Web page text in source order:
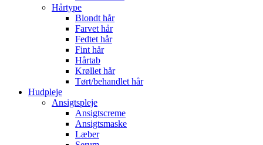
Hårtype
Blondt hår
Farvet hår
Fedtet hår
Fint hår
Hårtab
Krøllet hår
Tørt/behandlet hår
Hudpleje
Ansigtspleje
Ansigtscreme
Ansigtsmaske
Læber